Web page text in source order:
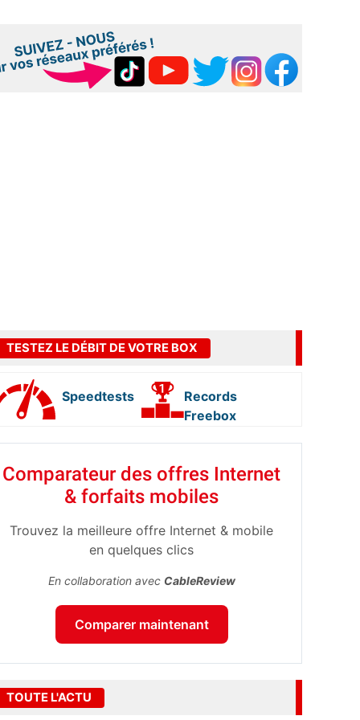
TESTEZ LE DÉBIT DE VOTRE BOX
Speedtests
Records
Freebox
Comparateur des offres Internet
& forfaits mobiles
Trouvez la meilleure offre Internet & mobile
en quelques clics
En collaboration avec CableReview
Comparer maintenant
TOUTE L'ACTU